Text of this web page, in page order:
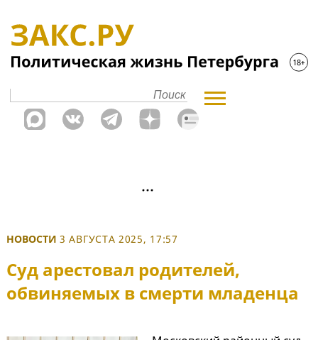
НОВОСТИ 3 АВГУСТА 2025, 17:57
Суд арестовал родителей,
обвиняемых в смерти младенца